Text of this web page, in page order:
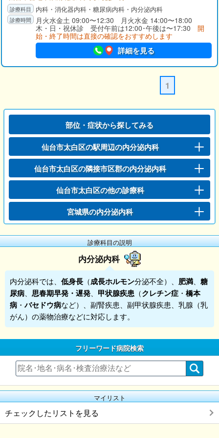
内科・消化器内科・糖尿病内科・内分泌内科
月火水金土 09:00〜12:30 月火水金 14:00〜18:00
木・日・祝休診 受付午前は12:00･午後は〜17:30 開
始・終了時間は直接の確認をおすすめします
詳細を見る
1
部位・症状から探してみる
仙台市太白区の駅周辺の内分泌内科
仙台市太白区の隣接市区郡の内分泌内科
仙台市太白区の他の診療科
宮城県の内分泌内科
診療科目の説明
内分泌内科
内分泌科では、 低身長 （成長ホルモン分泌不全）、 肥満
糖
尿病
思春期早発・遅発 甲状腺疾患 （クレチン症 ・ 橋本
病 ・バセドウ病など）、副腎疾患、副甲状腺疾患、乳腺（乳
がん）の薬物治療などに対応します。
フリーワード病院検索
マイリスト
チェックしたリストを見る